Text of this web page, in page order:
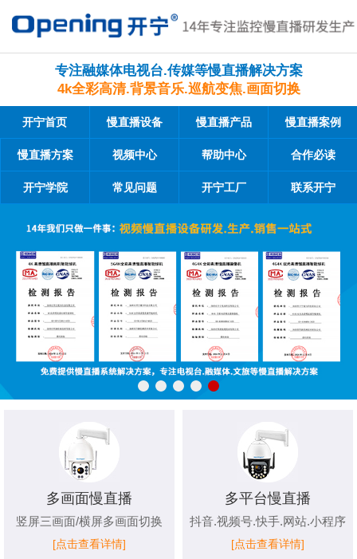
专注融媒体电视台.传媒等慢直播解决方案
4k全彩高清.背景音乐.巡航变焦.画面切换
开宁首页 慢直播设备 慢直播产品 慢直播案例
慢直播方案 视频中心 帮助中心 合作必读
开宁学院 常见问题 开宁工厂 联系开宁
多画面慢直播
竖屏三画面/横屏多画面切换
[点击查看详情]
多平台慢直播
抖音.视频号.快手.网站.小程序
[点击查看详情]